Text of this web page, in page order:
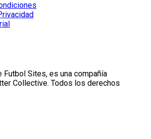
Futbol Sites, es una compañía
Collective. Todos los derechos